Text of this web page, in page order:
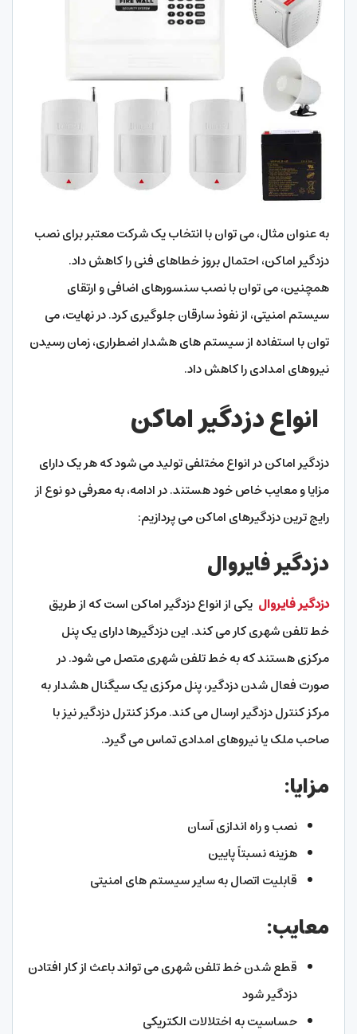
به عنوان مثال، می توان با انتخاب یک شرکت معتبر برای نصب
دزدگیر اماکن، احتمال بروز خطاهای فنی را کاهش داد.
همچنین، می توان با نصب سنسورهای اضافی و ارتقای
سیستم امنیتی، از نفوذ سارقان جلوگیری کرد. در نهایت، می
توان با استفاده از سیستم های هشدار اضطراری، زمان رسیدن
نیروهای امدادی را کاهش داد.
انواع دزدگیر اماکن
دزدگیر اماکن در انواع مختلفی تولید می شود که هر یک دارای
مزایا و معایب خاص خود هستند. در ادامه، به معرفی دو نوع از
رایج ترین دزدگیرهای اماکن می پردازیم:
دزدگیر فایروال
دزدگیر فایروال یکی از انواع دزدگیر اماکن است که از طریق
خط تلفن شهری کار می کند. این دزدگیرها دارای یک پنل
مرکزی هستند که به خط تلفن شهری متصل می شود. در
صورت فعال شدن دزدگیر، پنل مرکزی یک سیگنال هشدار به
مرکز کنترل دزدگیر ارسال می کند. مرکز کنترل دزدگیر نیز با
صاحب ملک یا نیروهای امدادی تماس می گیرد.
مزایا:
نصب و راه اندازی آسان
هزینه نسبتاً پایین
قابلیت اتصال به سایر سیستم های امنیتی
معایب:
قطع شدن خط تلفن شهری می تواند باعث از کار افتادن
دزدگیر شود
حساسیت به اختلالات الکتریکی